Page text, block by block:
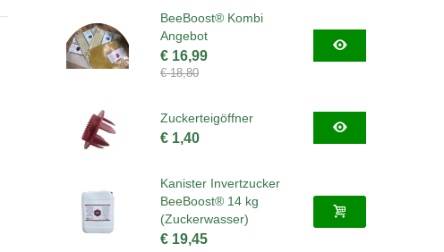
BeeBoost® Kombi
Angebot
€ 16,99
€ 18,80
Zuckerteigöffner
€ 1,40
Kanister Invertzucker
BeeBoost® 14 kg
(Zuckerwasser)
€ 19,45